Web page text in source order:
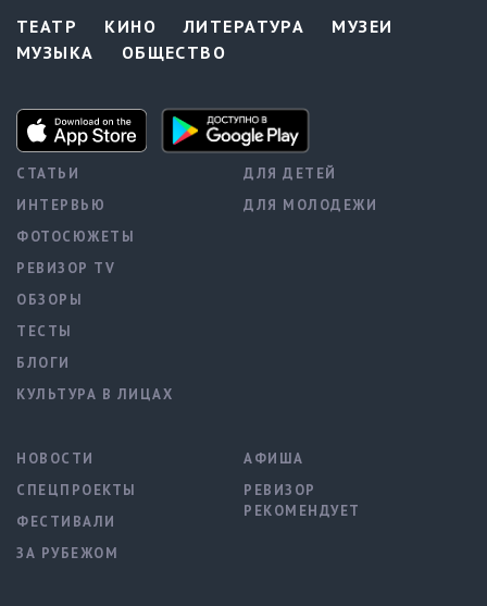
ТЕАТР КИНО ЛИТЕРАТУРА
МУЗЕИ
МУЗЫКА
ОБЩЕСТВО
СТАТЬИ
ИНТЕРВЬЮ
ФОТОСЮЖЕТЫ
РЕВИЗОР TV
ОБЗОРЫ
ТЕСТЫ
БЛОГИ
КУЛЬТУРА В ЛИЦАХ
ДЛЯ ДЕТЕЙ
ДЛЯ МОЛОДЕЖИ
НОВОСТИ
СПЕЦПРОЕКТЫ
ФЕСТИВАЛИ
ЗА РУБЕЖОМ
АФИША
РЕВИЗОР
РЕКОМЕНДУЕТ